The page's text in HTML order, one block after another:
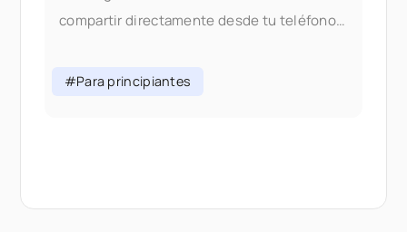
compartir directamente desde tu teléfono,
cambiamos el flujo de añadir: En la V1,
#Para principiantes